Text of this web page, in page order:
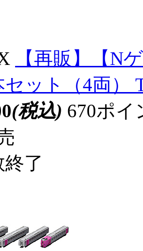
【再販】【N
セット（4両）
(税込) 670ポ
了